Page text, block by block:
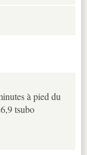
à pied du
tsubo